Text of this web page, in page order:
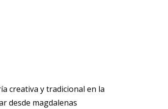
creativa y tradicional en la
desde magdalenas